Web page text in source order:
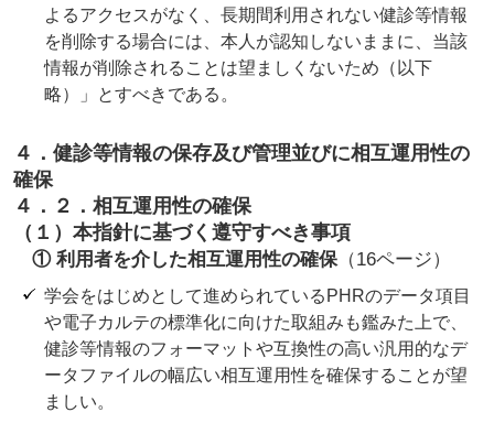
よるアクセスがなく、長期間利用されない健診等情報
を削除する場合には、本人が認知しないままに、当該
情報が削除されることは望ましくないため（以下
略）」とすべきである。
４．健診等情報の保存及び管理並びに相互運用性の
確保
４．２．相互運用性の確保
（１）本指針に基づく遵守すべき事項
① 利用者を介した相互運用性の確保（16ページ）
学会をはじめとして進められているPHRのデータ項目
や電子カルテの標準化に向けた取組みも鑑みた上で、
健診等情報のフォーマットや互換性の高い汎用的なデ
ータファイルの幅広い相互運用性を確保することが望
ましい。